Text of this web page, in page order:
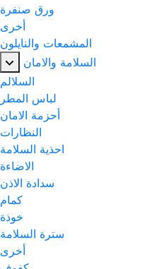
ورق صنفرة
أخرى
المشمعات والنايلون
السلامة والامان
السلالم
لباس المطر
أحزمة الامان
النظارات
احذية السلامة
الاضاءة
سدادة الاذن
كمام
خوذة
سترة السلامة
أخرى